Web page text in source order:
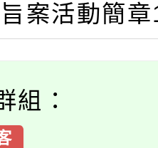
案活動簡
組：